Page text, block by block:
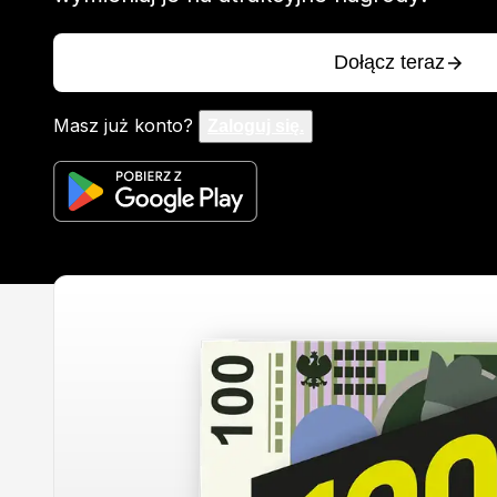
Dołącz teraz
Masz już konto?